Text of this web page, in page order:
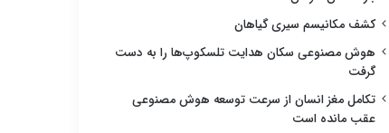
کشف مکانیسم سیری گیاهان
هوش مصنوعی سکان هدایت تلسکوپ‌ها را به دست
گرفت
تکامل مغز انسان از سرعت توسعه هوش مصنوعی
عقب مانده است